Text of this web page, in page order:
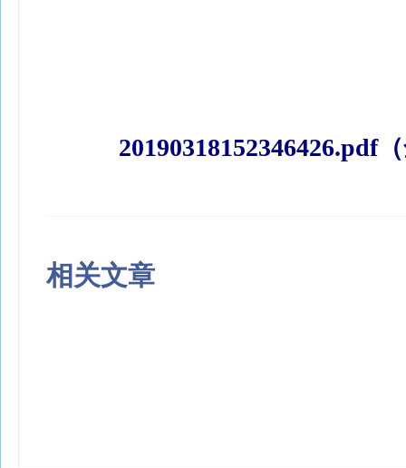
20190318152346426.pdf
相关文章